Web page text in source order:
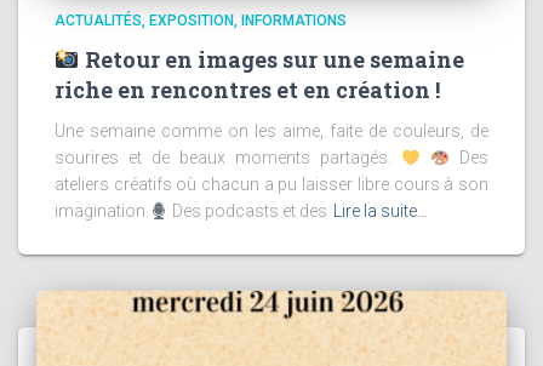
ACTUALITÉS EXPOSITION INFORMATIONS
Retour en images sur une semaine
riche en rencontres et en création !
Une semaine comme on les aime, faite de couleurs, de
sourires et de beaux moments partagés.
Des
ateliers créatifs où chacun a pu laisser libre cours à son
imagination.
Des podcasts et des Lire la suite…